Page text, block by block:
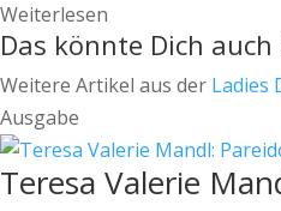
Weiterlesen
Das könnte Dich
Weitere Artikel aus der Ladies
Ausgabe
Teresa Valerie